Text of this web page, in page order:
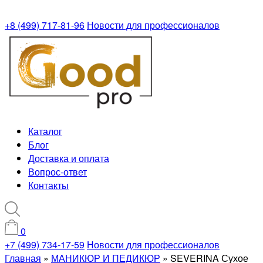
+8 (499) 717-81-96 Новости для профессионалов
Каталог
Блог
Доставка и оплата
Вопрос-ответ
Контакты
0
+7 (499) 734-17-59 Новости для профессионалов
Главная » МАНИКЮР И ПЕДИКЮР » SEVERINA Сухое